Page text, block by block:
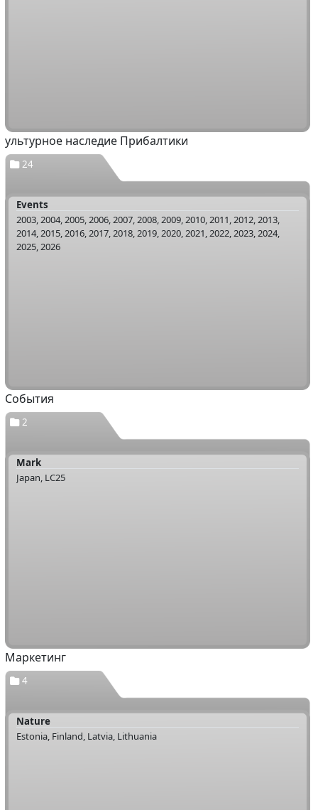
ультурное наследие Прибалтики
24
Events
2003, 2004, 2005, 2006, 2007, 2008, 2009, 2010, 2011, 2012, 2013,
2014, 2015, 2016, 2017, 2018, 2019, 2020, 2021, 2022, 2023, 2024,
2025, 2026
События
2
Mark
Japan, LC25
Маркетинг
4
Nature
Estonia, Finland, Latvia, Lithuania